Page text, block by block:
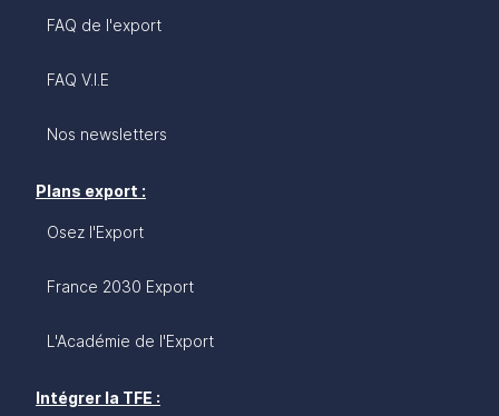
FAQ de l'export
FAQ V.I.E
Nos newsletters
Plans export :
Osez l'Export
France 2030 Export
L'Académie de l'Export
Intégrer la TFE :